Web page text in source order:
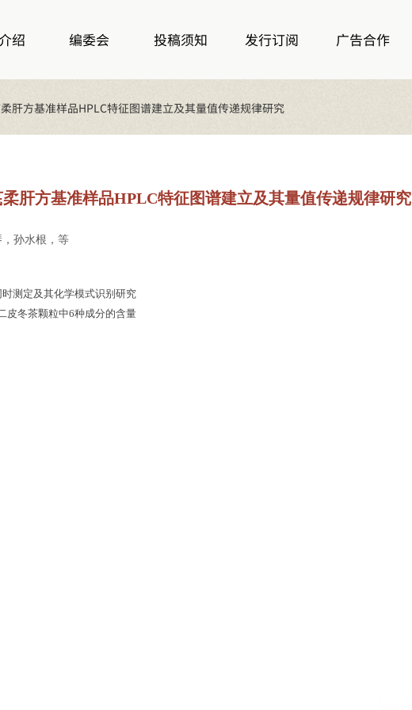
绍 编委会 投稿须知 发行订阅 广告合作
肝方基准样品HPLC特征图谱建立及其量值传递规律研究
柔肝方基准样品HPLC特征图谱建立及其量值传递规律研究
孙水根，等
测定及其化学模式识别研究
皮冬茶颗粒中6种成分的含量